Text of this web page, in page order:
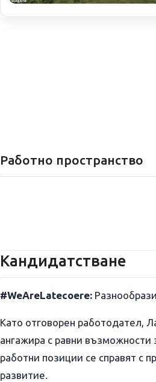
Работно пространство
Кандидатстване
#WeAreLatecoere:
Като отговорен работодател,
ангажира с равни възможности
работни позиции се справят с
развитие.